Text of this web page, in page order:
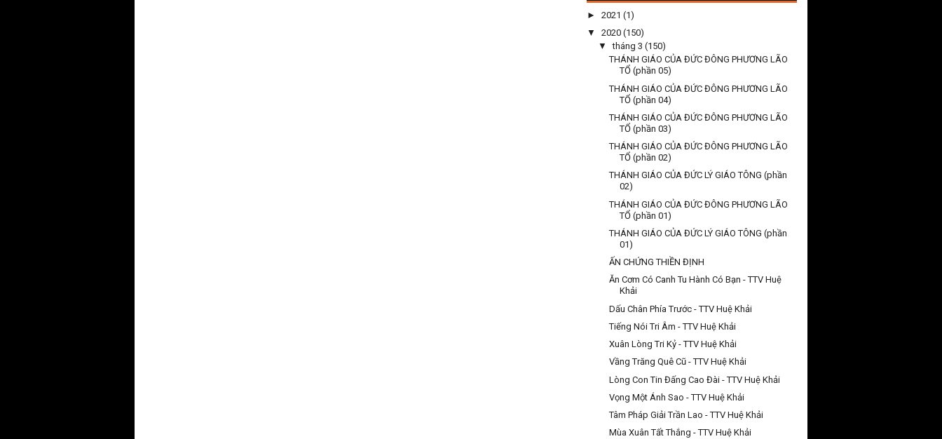
► 2021 (1)
▼ 2020 (150)
▼tháng 3 (150)
THÁNH GIÁO CỦA ĐỨC ĐÔNG PHƯƠNG LÃO
TỔ (phần 05)
THÁNH GIÁO CỦA ĐỨC ĐÔNG PHƯƠNG LÃO
TỔ (phần 04)
THÁNH GIÁO CỦA ĐỨC ĐÔNG PHƯƠNG LÃO
TỔ (phần 03)
THÁNH GIÁO CỦA ĐỨC ĐÔNG PHƯƠNG LÃO
TỔ (phần 02)
THÁNH GIÁO CỦA ĐỨC LÝ GIÁO TÔNG (phần
02)
THÁNH GIÁO CỦA ĐỨC ĐÔNG PHƯƠNG LÃO
TỔ (phần 01)
THÁNH GIÁO CỦA ĐỨC LÝ GIÁO TÔNG (phần
01)
ẤN CHỨNG THIỀN ĐỊNH
Ăn Cơm Có Canh Tu Hành Có Bạn - TTV Huệ
Khải
Dấu Chân Phía Trước - TTV Huệ Khải
Tiếng Nói Tri Âm - TTV Huệ Khải
Xuân Lòng Tri Kỷ - TTV Huệ Khải
Vầng Trăng Quê Cũ - TTV Huệ Khải
Lòng Con Tin Đấng Cao Đài - TTV Huệ Khải
Vọng Một Ánh Sao - TTV Huệ Khải
Tâm Pháp Giải Trần Lao - TTV Huệ Khải
Mùa Xuân Tất Thắng - TTV Huệ Khải